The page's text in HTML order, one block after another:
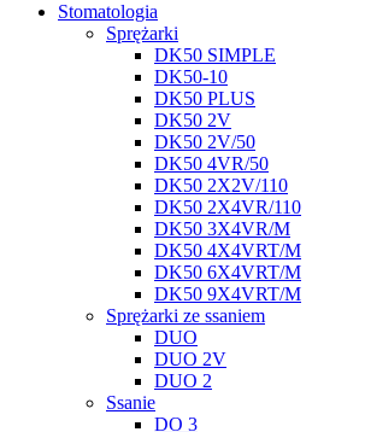
Stomatologia
Sprężarki
DK50 SIMPLE
DK50-10
DK50 PLUS
DK50 2V
DK50 2V/50
DK50 4VR/50
DK50 2X2V/110
DK50 2X4VR/110
DK50 3X4VR/M
DK50 4X4VRT/M
DK50 6X4VRT/M
DK50 9X4VRT/M
Sprężarki ze ssaniem
DUO
DUO 2V
DUO 2
Ssanie
DO 3